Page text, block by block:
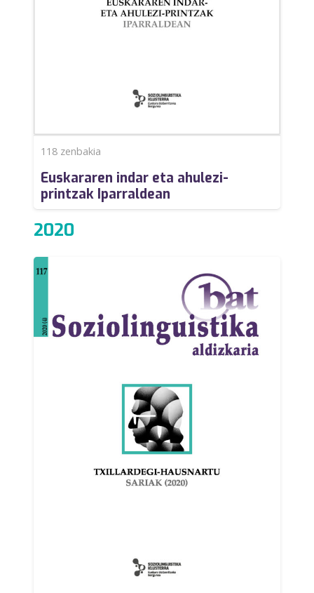
118 zenbakia
Euskararen indar eta ahulezi-
printzak Iparraldean
2020